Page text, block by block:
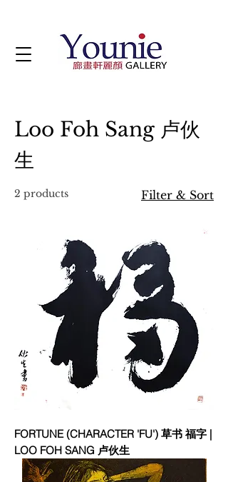
Loo Foh Sang 卢伙
生
2 products Filter & Sort
FORTUNE (CHARACTER 'FU') 草书 福字 |
LOO FOH SANG 卢伙生